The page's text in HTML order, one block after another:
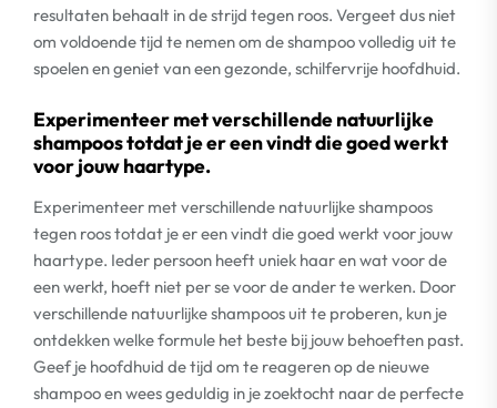
resultaten behaalt in de strijd tegen roos. Vergeet dus niet
om voldoende tijd te nemen om de shampoo volledig uit te
spoelen en geniet van een gezonde, schilfervrije hoofdhuid.
Experimenteer met verschillende natuurlijke
shampoos totdat je er een vindt die goed werkt
voor jouw haartype.
Experimenteer met verschillende natuurlijke shampoos
tegen roos totdat je er een vindt die goed werkt voor jouw
haartype. Ieder persoon heeft uniek haar en wat voor de
een werkt, hoeft niet per se voor de ander te werken. Door
verschillende natuurlijke shampoos uit te proberen, kun je
ontdekken welke formule het beste bij jouw behoeften past.
Geef je hoofdhuid de tijd om te reageren op de nieuwe
shampoo en wees geduldig in je zoektocht naar de perfecte